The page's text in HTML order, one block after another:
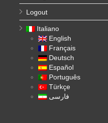
Logout
Italiano
English
Français
Deutsch
Español
Português
Türkçe
فارسی